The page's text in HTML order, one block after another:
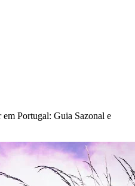
Portugal: Guia Sazonal e